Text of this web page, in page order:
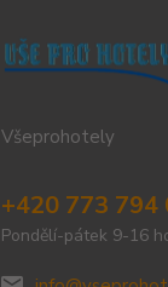
Všeprohotely
+420 773 794
Pondělí-pátek 9-16